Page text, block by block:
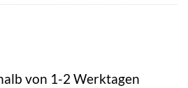
von 1-2 Werktagen